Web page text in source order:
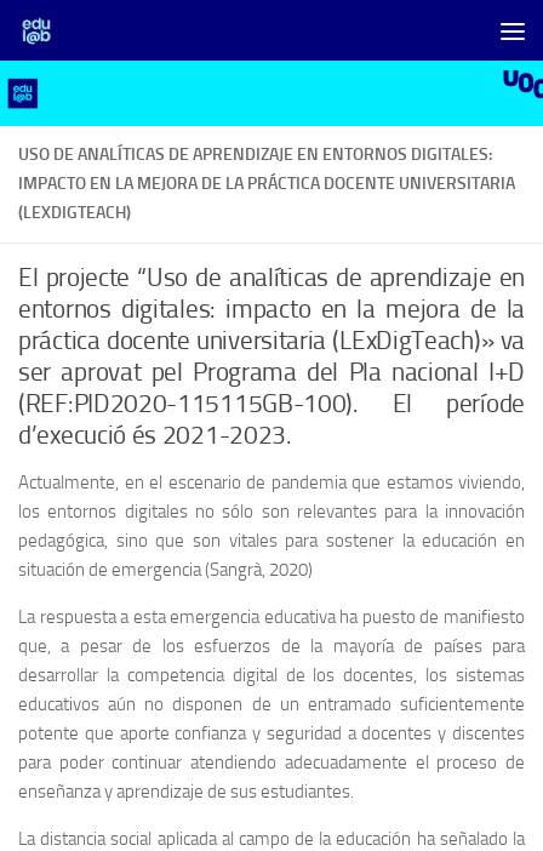
Saltar al contenido
USO DE ANALÍTICAS DE APRENDIZAJE EN ENTORNOS DIGITALES:
IMPACTO EN LA MEJORA DE LA PRÁCTICA DOCENTE UNIVERSITARIA
(LEXDIGTEACH)
El projecte “Uso de analíticas de aprendizaje en
entornos digitales: impacto en la mejora de la
práctica docente universitaria (LExDigTeach)» va
ser aprovat pel Programa del Pla nacional I+D
(REF:PID2020-115115GB-100). El període
d’execució és 2021-2023.
Actualmente, en el escenario de pandemia que estamos viviendo,
los entornos digitales no sólo son relevantes para la innovación
pedagógica, sino que son vitales para sostener la educación en
situación de emergencia (Sangrà, 2020)
La respuesta a esta emergencia educativa ha puesto de manifiesto
que, a pesar de los esfuerzos de la mayoría de países para
desarrollar la competencia digital de los docentes, los sistemas
educativos aún no disponen de un entramado suficientemente
potente que aporte confianza y seguridad a docentes y discentes
para poder continuar atendiendo adecuadamente el proceso de
enseñanza y aprendizaje de sus estudiantes.
La distancia social aplicada al campo de la educación ha señalado la